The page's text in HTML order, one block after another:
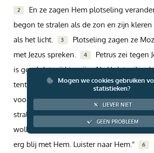
2
En ze zagen Hem plotseling
begon te stralen als de zon en zijn
als het licht.
3
Plotseling zagen ze
met Jezus spreken.
4
Petrus zei tegen
is goed dat wij hier zijn. Als U dat wil, zal
tenten neerzetten. Eén voor U, één voor
voor Elia."
5
Op datzelfde moment
stralende wolk om hen heen. En een
wolk: "Dit is mijn Zoon, van wie Ik heel
erg blij met Hem. Luister naar Hem."
6
Mogen we cookies gebruiken
statistieken?
LIEVER NIET
GEEN PROBLEEM